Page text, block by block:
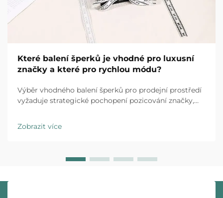
Které balení šperků je vhodné pro luxusní
značky a které pro rychlou módu?
Výběr vhodného balení šperků pro prodejní prostředí
vyžaduje strategické pochopení pozicování značky,
značky i obchodní řetězce specializující se na rychlou
módu působí v zásadně odlišných...
Zobrazit více